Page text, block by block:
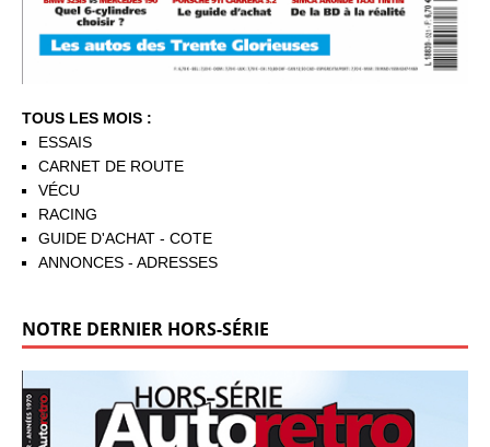
TOUS LES MOIS :
ESSAIS
CARNET DE ROUTE
VÉCU
RACING
GUIDE D'ACHAT - COTE
ANNONCES - ADRESSES
NOTRE DERNIER HORS-SÉRIE